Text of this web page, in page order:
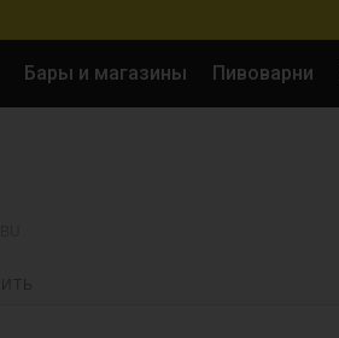
Бары и магазины Пивоварни